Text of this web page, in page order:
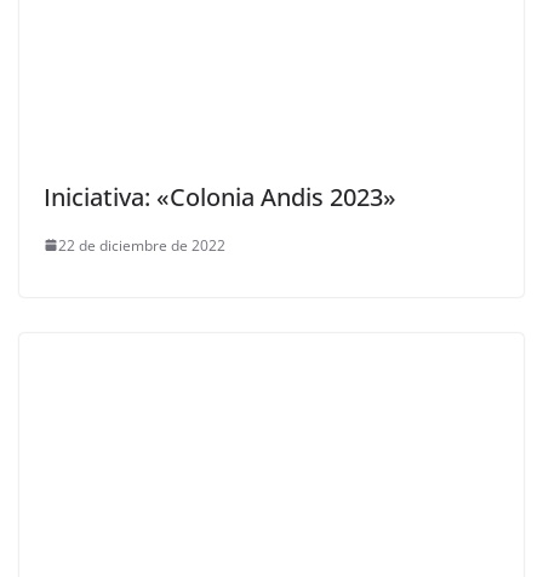
Iniciativa: «Colonia Andis 2023»
22 de diciembre de 2022